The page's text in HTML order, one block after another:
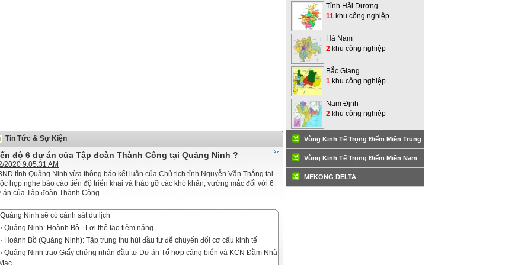
Tin Tức & Sự Kiện
độ 6 dự án của Tập đoàn Thành Công tại Quảng Ninh ?
2020 9:05:31 AM
tỉnh Quảng Ninh vừa thông báo kết luận của Chủ tịch tỉnh Nguyễn Văn Thắng tại
họp nghe báo cáo tiến độ triển khai và tháo gỡ các khó khăn, vướng mắc đối với 6
án của Tập đoàn Thành Công.
Quảng Ninh sẽ có cảnh sát du lịch
Quảng Ninh: Hoành Bồ - Lợi thế tạo tiềm năng
Hoành Bồ (Quảng Ninh): Tập trung thu hút đầu tư để chuyển đổi cơ cấu kinh tế
Quảng Ninh trao Giấy chứng nhận đầu tư Dự án Tổ hợp cảng biển và KCN Đầm Nhà
Mạc
Tỉnh Hải Dương
11 khu công nghiệp
Hà Nam
2 khu công nghiệp
Bắc Giang
1 khu công nghiệp
Nam Định
2 khu công nghiệp
Vùng Kinh Tế Trọng Điểm Miền Trung
Vùng Kinh Tế Trọng Điểm Miền Nam
MEKONG DELTA